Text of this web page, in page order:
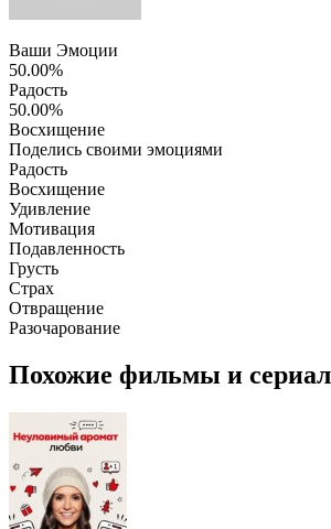
Ваши Эмоции
50.00%
Радость
50.00%
Восхищение
Поделись своими эмоциями
Радость
Восхищение
Удивление
Мотивация
Подавленность
Грусть
Страх
Отвращение
Разочарование
Похожие фильмы и